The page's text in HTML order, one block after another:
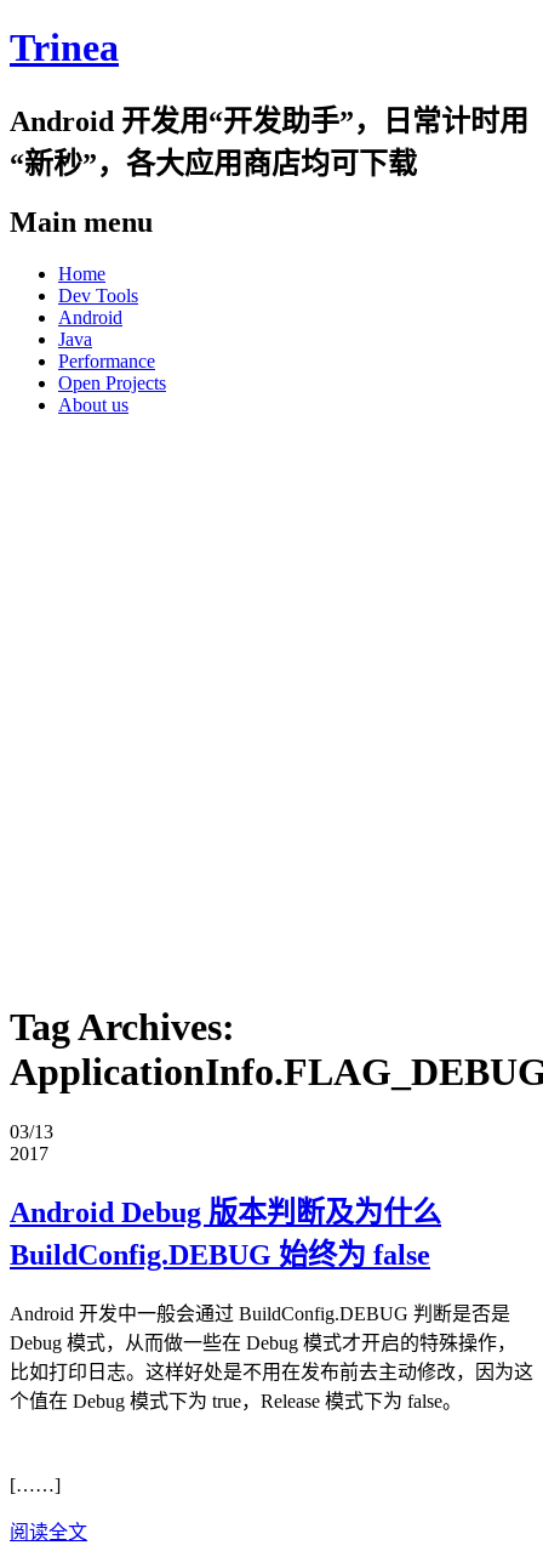
Trinea
Android 开发用“开发助手”，日常计时用
“新秒”，各大应用商店均可下载
Main menu
Skip
content
Home
Dev Tools
Android
Java
Performance
Open Projects
About us
Tag Archives:
03/13
2017
Android Debug 版本判断及为什么
BuildConfig.DEBUG 始终为 false
Android 开发中一般会通过 BuildConfig.DEBUG 判断是否是
Debug 模式，从而做一些在 Debug 模式才开启的特殊操作，
比如打印日志。这样好处是不用在发布前去主动修改，因为这
个值在 Debug 模式下为 true，Release 模式下为 false。
[……]
阅读全文